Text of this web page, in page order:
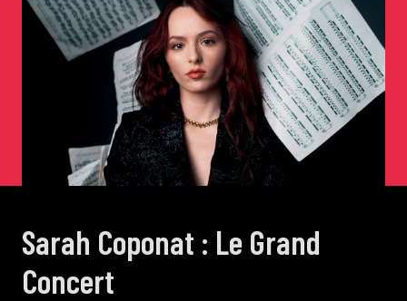
Les Rencontres Musicales
de Cortot
Concerts de midi et demi
Scolaires / Pass Culture
Piano Solo Jazz
Sarah Coponat : Le Grand
Concert